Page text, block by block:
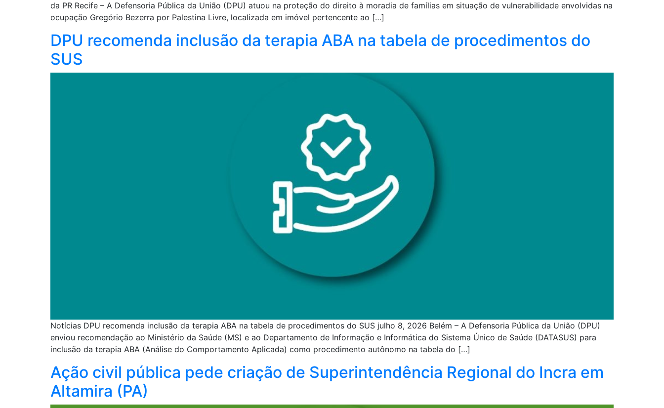
da PR Recife – A Defensoria Pública da União (DPU) atuou na proteção do direito à moradia de famílias em situação de vulnerabilidade envolvidas na
ocupação Gregório Bezerra por Palestina Livre, localizada em imóvel pertencente ao […]
DPU recomenda inclusão da terapia ABA na tabela de procedimentos do
SUS
Notícias DPU recomenda inclusão da terapia ABA na tabela de procedimentos do SUS julho 8, 2026 Belém – A Defensoria Pública da União (DPU)
enviou recomendação ao Ministério da Saúde (MS) e ao Departamento de Informação e Informática do Sistema Único de Saúde (DATASUS) para
inclusão da terapia ABA (Análise do Comportamento Aplicada) como procedimento autônomo na tabela do […]
Ação civil pública pede criação de Superintendência Regional do Incra em
Altamira (PA)